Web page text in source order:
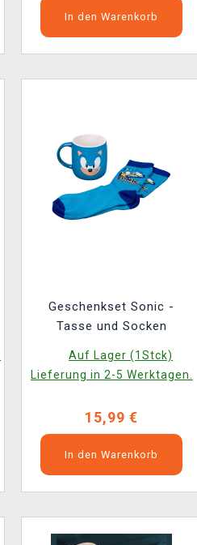
In den Warenkorb
Geschenkset Sonic -
Tasse und Socken
Auf Lager (1Stck)
Lieferung in 2-5 Werktagen.
15,99 €
In den Warenkorb